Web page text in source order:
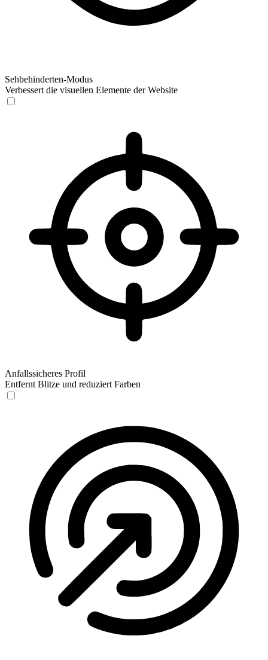
Sehbehinderten-Modus
Verbessert die visuellen Elemente der Website
Anfallssicheres Profil
Entfernt Blitze und reduziert Farben